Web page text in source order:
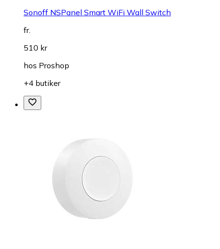
Sonoff NSPanel Smart WiFi Wall Switch
fr.
510 kr
hos Proshop
+4 butiker